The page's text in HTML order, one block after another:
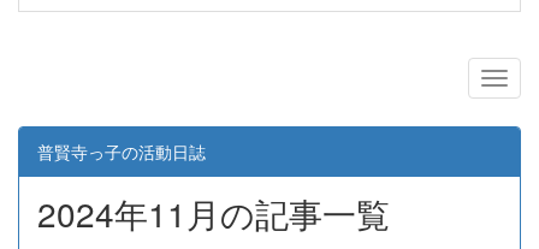
普賢寺っ子の活動日誌
2024年11月の記事一覧